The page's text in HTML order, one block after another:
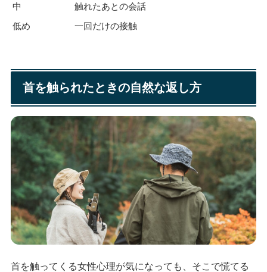
中
触れたあとの会話
低め
一回だけの接触
首を触られたときの自然な返し方
首を触ってくる女性心理が気になっても、そこで慌てる